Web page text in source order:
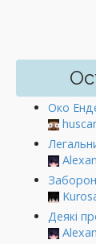
Око
Деякі